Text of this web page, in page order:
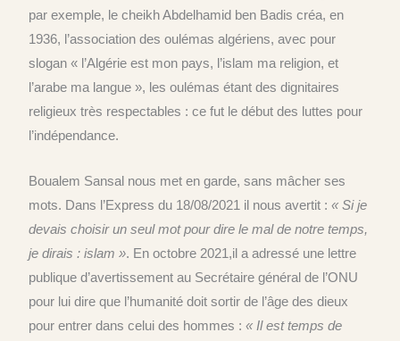
par exemple, le cheikh Abdelhamid ben Badis créa, en
1936, l’association des oulémas algériens, avec pour
slogan « l’Algérie est mon pays, l’islam ma religion, et
l’arabe ma langue », les oulémas étant des dignitaires
religieux très respectables : ce fut le début des luttes pour
l’indépendance.
Boualem Sansal nous met en garde, sans mâcher ses
mots. Dans l’Express du 18/08/2021 il nous avertit :« Si je
devais choisir un seul mot pour dire le mal de notre temps,
je dirais : islam ». En octobre 2021,il a adressé une lettre
publique d’avertissement au Secrétaire général de l’ONU
pour lui dire que l’humanité doit sortir de l’âge des dieux
pour entrer dans celui des hommes :« Il est temps de